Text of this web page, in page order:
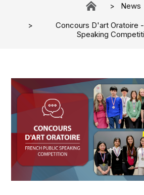
News
Concours D'art Oratoire
Speaking